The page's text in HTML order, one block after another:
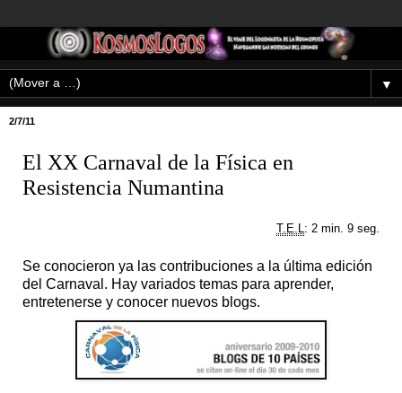
▼
2/7/11
El XX Carnaval de la Física en
Resistencia Numantina
T.E.L : 2 min. 9 seg.
Se conocieron ya las contribuciones a la última edición
del Carnaval. Hay variados temas para aprender,
entretenerse y conocer nuevos blogs.